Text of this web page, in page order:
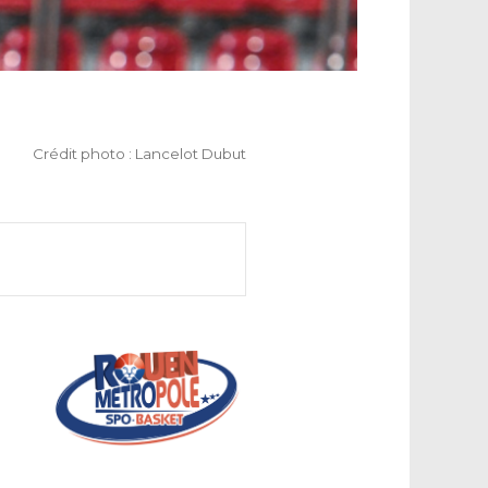
Crédit photo : Lancelot Dubut